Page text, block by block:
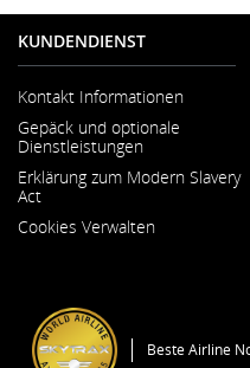
KUNDENDIENST
Kontakt Informationen
Fenster
geöffnet
Gepäck und optionale
Dienstleistungen
Erklärung zum Modern Slavery
Act
in
Cookies Verwalten
Beste Airline